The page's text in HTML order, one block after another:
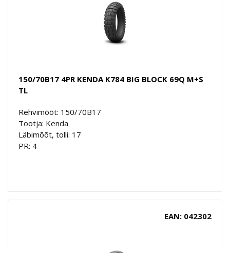
150/70B17 4PR KENDA K784 BIG BLOCK 69Q M+S
TL
Rehvimõõt: 150/70B17
Tootja: Kenda
Läbimõõt, tolli: 17
PR: 4
EAN: 042302